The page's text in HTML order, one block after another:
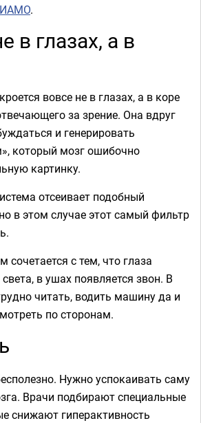
.
в глазах, а в
вовсе не в глазах, а в коре
за зрение. Она вдруг
и генерировать
который мозг ошибочно
картинку.
отсеивает подобный
в этом случае этот самый фильтр
сочетается с тем, что глаза
в ушах появляется звон. В
читать, водить машину да и
по сторонам.
Нужно успокаивать саму
Врачи подбирают специальные
снижают гиперактивность